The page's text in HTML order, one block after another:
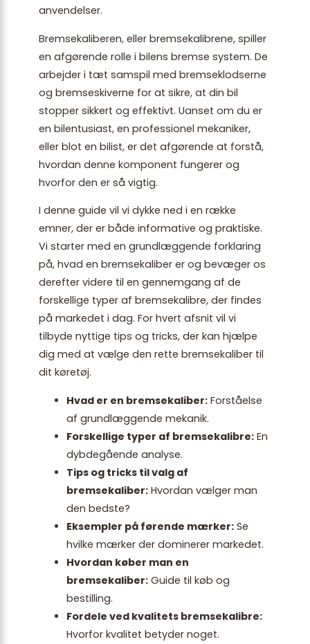
anvendelser.
Bremsekaliberen, eller bremsekalibrene, spiller
en afgørende rolle i bilens bremse system. De
arbejder i tæt samspil med bremseklodserne
og bremseskiverne for at sikre, at din bil
stopper sikkert og effektivt. Uanset om du er
en bilentusiast, en professionel mekaniker,
eller blot en bilist, er det afgørende at forstå,
hvordan denne komponent fungerer og
hvorfor den er så vigtig.
I denne guide vil vi dykke ned i en række
emner, der er både informative og praktiske.
Vi starter med en grundlæggende forklaring
på, hvad en bremsekaliber er og bevæger os
derefter videre til en gennemgang af de
forskellige typer af bremsekalibre, der findes
på markedet i dag. For hvert afsnit vil vi
tilbyde nyttige tips og tricks, der kan hjælpe
dig med at vælge den rette bremsekaliber til
dit køretøj.
Hvad er en bremsekaliber:Forståelse
af grundlæggende mekanik.
Forskellige typer af bremsekalibre:En
dybdegående analyse.
Tips og tricks til valg af
bremsekaliber:Hvordan vælger man
den bedste?
Eksempler på førende mærker:Se
hvilke mærker der dominerer markedet.
Hvordan køber man en
bremsekaliber:Guide til køb og
bestilling.
Fordele ved kvalitets bremsekalibre:
Hvorfor kvalitet betyder noget.